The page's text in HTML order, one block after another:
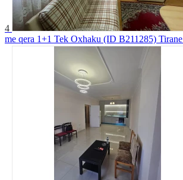
4
me qera 1+1 Tek Oxhaku (ID B211285) Tirane